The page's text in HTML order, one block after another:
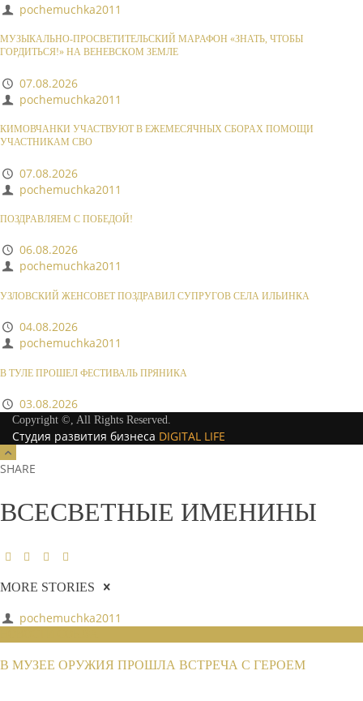
pochemuchka2011
МУЗЫКАЛЬНО-ПРОСВЕТИТЕЛЬСКИЙ МАРАФОН «ЗНАТЬ, ЧТОБЫ
ГОРДИТЬСЯ!» НА ВЕНЕВСКОМ ЗЕМЛЕ
07.08.2026
pochemuchka2011
КИМОВЧАНКИ УЧАСТВУЮТ В ЕЖЕМЕСЯЧНЫХ СБОРАХ ПОМОЩИ
УЧАСТНИКАМ СВО
07.08.2026
pochemuchka2011
ПОЗДРАВЛЯЕМ С ПОБЕДОЙ!
06.08.2026
pochemuchka2011
УЗЛОВСКИЙ ЖЕНСОВЕТ ПОЗДРАВИЛ СУПРУГОВ СЕЛА ИЛЬИНКА
04.08.2026
pochemuchka2011
В ТУЛЕ ПРОШЕЛ ФЕСТИВАЛЬ ПРЯНИКА
03.08.2026
Copyright ©, All Rights Reserved.
Студия развития бизнеса DIGITAL LIFE
SHARE
ВСЕСВЕТНЫЕ ИМЕНИНЫ
MORE STORIES
pochemuchka2011
В МУЗЕЕ ОРУЖИЯ ПРОШЛА ВСТРЕЧА С ГЕРОЕМ